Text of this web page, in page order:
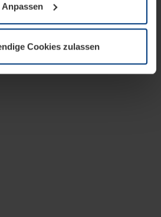
anderen Cookie-Typen benötigen
Einwilligung können Sie jederzeit
unserer Website ändern oder
Anpassen
Cookies zulassen